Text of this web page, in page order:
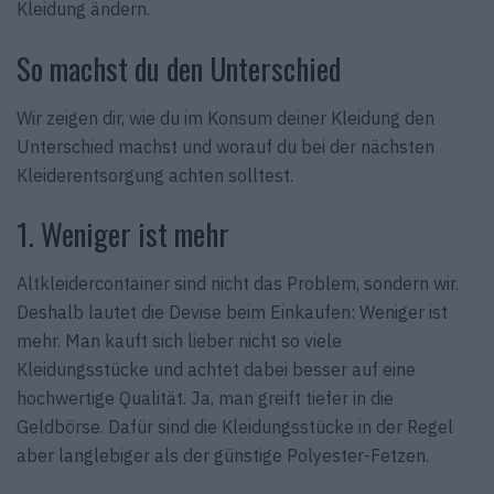
Kleidung ändern.
So machst du den Unterschied
Wir zeigen dir, wie du im Konsum deiner Kleidung den
Unterschied machst und worauf du bei der nächsten
Kleiderentsorgung achten solltest.
1. Weniger ist mehr
Altkleidercontainer sind nicht das Problem, sondern wir.
Deshalb lautet die Devise beim Einkaufen: Weniger ist
mehr. Man kauft sich lieber nicht so viele
Kleidungsstücke und achtet dabei besser auf eine
hochwertige Qualität. Ja, man greift tiefer in die
Geldbörse. Dafür sind die Kleidungsstücke in der Regel
aber langlebiger als der günstige Polyester-Fetzen.